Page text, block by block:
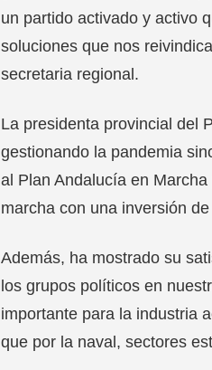
un partido activado y activo
soluciones que nos
secretaria regional.
La presidenta provincial del
gestionando la pandemia
al Plan Andalucía en
marcha con una inversión
Además, ha mostrado su
los grupos políticos en
importante para la industria
que por la naval, sectores